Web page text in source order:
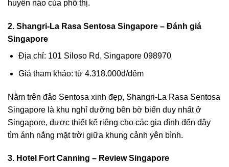
huyên náo của phố thị.
2. Shangri-La Rasa Sentosa Singapore – Đánh giá
Singapore
Địa chỉ: 101 Siloso Rd, Singapore 098970
Giá tham khảo: từ 4.318.000đ/đêm
Nằm trên đảo Sentosa xinh đẹp, Shangri-La Rasa Sentosa
Singapore là khu nghỉ dưỡng bên bờ biển duy nhất ở
Singapore, được thiết kế riêng cho các gia đình đến đây
tìm ánh nắng mặt trời giữa khung cảnh yên bình.
3. Hotel Fort Canning – Review Singapore